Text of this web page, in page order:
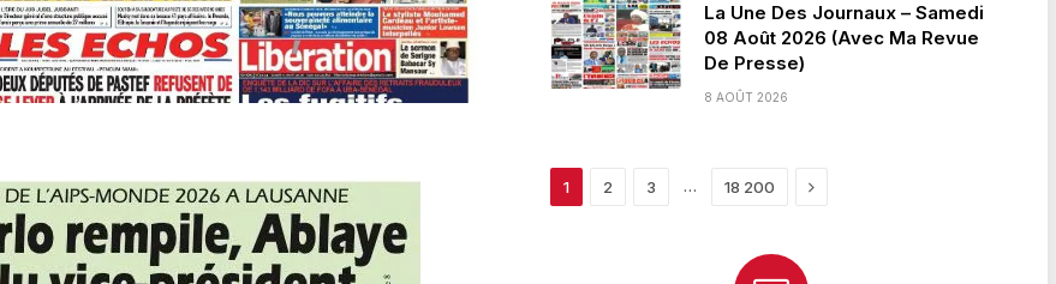
La Une Des Journaux – Samedi
08 Août 2026 (Avec Ma Revue
De Presse)
8 AOÛT 2026
1 2 3 … 18 200 Next